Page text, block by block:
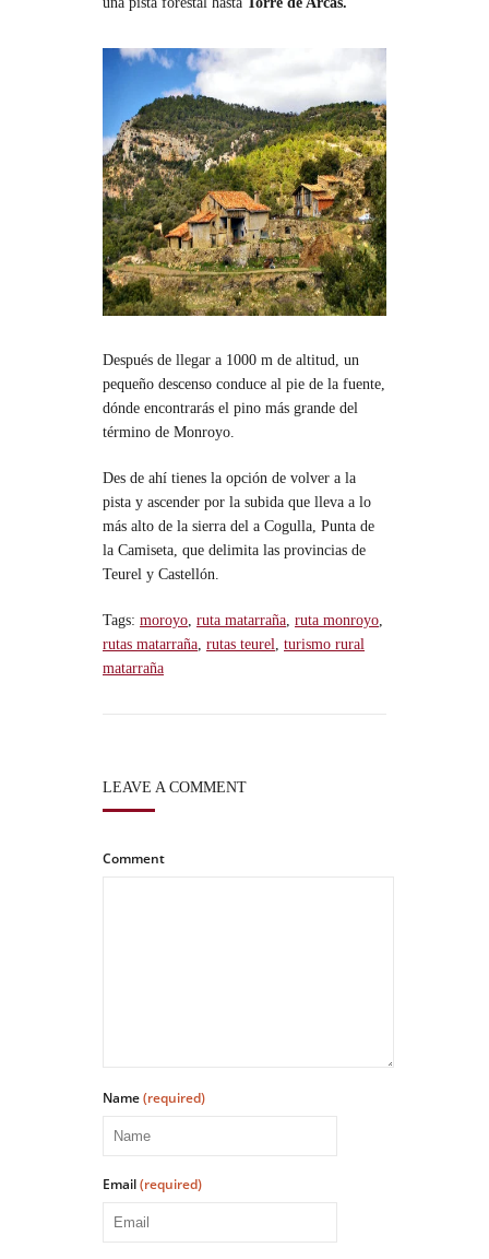
Después de llegar a 1000 m de altitud, un
pequeño descenso conduce al pie de la fuente,
dónde encontrarás el pino más grande del
término de Monroyo.
Des de ahí tienes la opción de volver a la
pista y ascender por la subida que lleva a lo
más alto de la sierra del a Cogulla, Punta de
la Camiseta, que delimita las provincias de
Teurel y Castellón.
Tags: moroyo, ruta matarraña, ruta monroyo,
rutas matarraña, rutas teurel, turismo rural
matarraña
LEAVE A COMMENT
Comment
Name(required)
Email(required)